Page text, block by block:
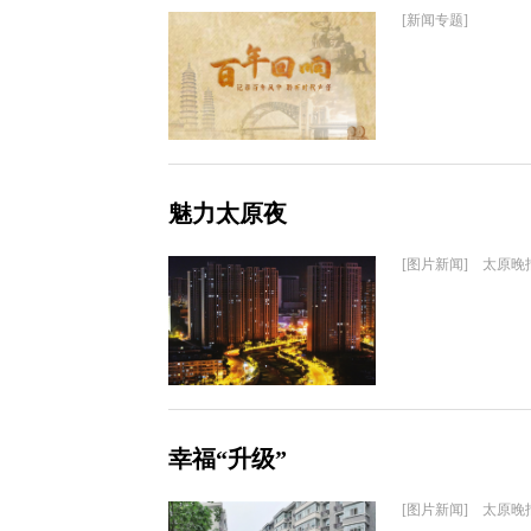
[新闻专题]
魅力太原夜
[图片新闻] 太原晚
幸福“升级”
[图片新闻] 太原晚